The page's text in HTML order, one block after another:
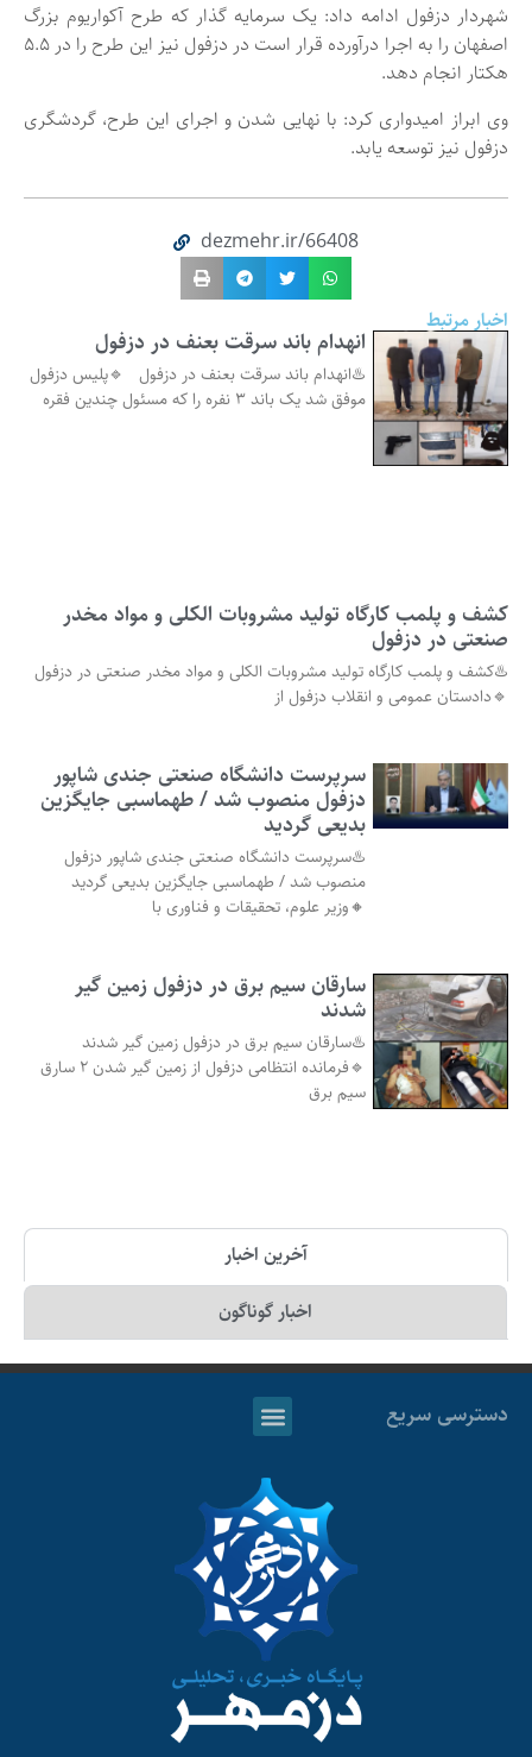
شهردار دزفول ادامه داد: یک سرمایه گذار که طرح آکواریوم بزرگ
اصفهان را به اجرا درآورده قرار است در دزفول نیز این طرح را در ۵.۵
هکتار انجام دهد.
وی ابراز امیدواری کرد: با نهایی شدن و اجرای این طرح، گردشگری
دزفول نیز توسعه یابد.
dezmehr.ir/66408
اخبار مرتبط
انهدام باند سرقت بعنف در دزفول
♨️انهدام باند سرقت بعنف در دزفول 🔹پلیس دزفول
موفق شد یک باند ۳ نفره را که مسئول چندین فقره
کشف و پلمب کارگاه تولید مشروبات الکلی و مواد مخدر
صنعتی در دزفول
♨️کشف و پلمب کارگاه تولید مشروبات الکلی و مواد مخدر صنعتی در دزفول
🔹دادستان عمومی و انقلاب دزفول از
سرپرست دانشگاه صنعتی جندی شاپور
دزفول منصوب شد / طهماسبی جایگزین
بدیعی گردید
♨️سرپرست دانشگاه صنعتی جندی شاپور دزفول
منصوب شد / طهماسبی جایگزین بدیعی گردید
🔸وزیر علوم، تحقیقات و فناوری با
سارقان سیم برق در دزفول زمین گیر
شدند
♨️سارقان سیم برق در دزفول زمین گیر شدند
🔹فرمانده انتظامی دزفول از زمین گیر شدن ۲ سارق
سیم برق
آخرین اخبار
اخبار گوناگون
دسترسی سریع